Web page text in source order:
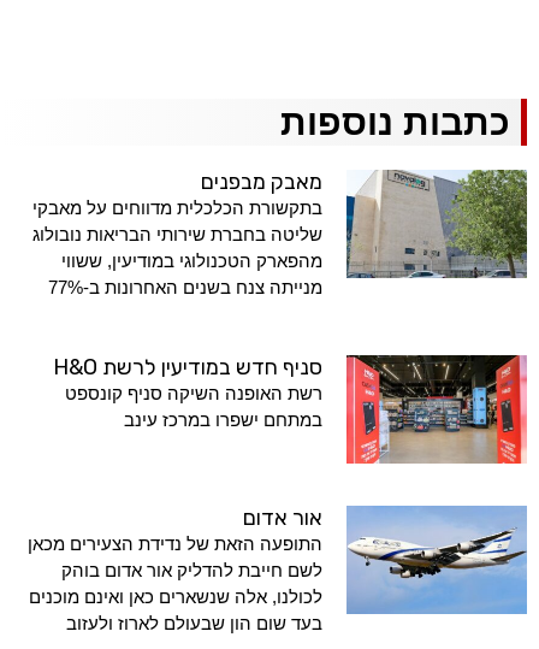
כתבות נוספות
מאבק מבפנים
בתקשורת הכלכלית מדווחים על מאבקי
שליטה בחברת שירותי הבריאות נובולוג
מהפארק הטכנולוגי במודיעין, ששווי
מנייתה צנח בשנים האחרונות ב-77%
סניף חדש במודיעין לרשת H&O
רשת האופנה השיקה סניף קונספט
במתחם ישפרו במרכז עינב
אור אדום
התופעה הזאת של נדידת הצעירים מכאן
לשם חייבת להדליק אור אדום בוהק
לכולנו, אלה שנשארים כאן ואינם מוכנים
בעד שום הון שבעולם לארוז ולעזוב